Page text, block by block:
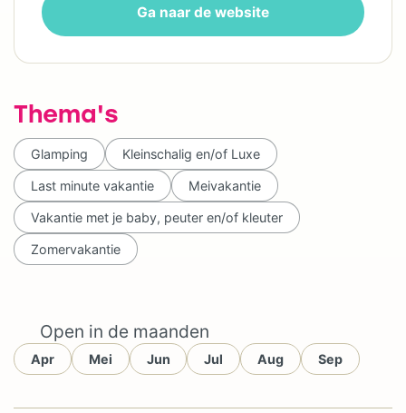
Open in de maanden
Apr Mei Jun Jul Aug Sep
Ga naar de website
Thema's
Glamping Kleinschalig en/of Luxe
Last minute vakantie Meivakantie
Vakantie met je baby, peuter en/of kleuter
Zomervakantie